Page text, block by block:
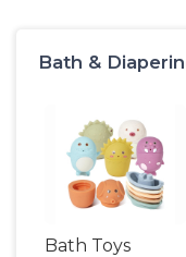
Bath &
Bath Toys